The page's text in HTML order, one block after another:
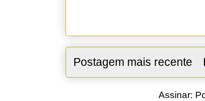
Postagem mais recente
Assinar: